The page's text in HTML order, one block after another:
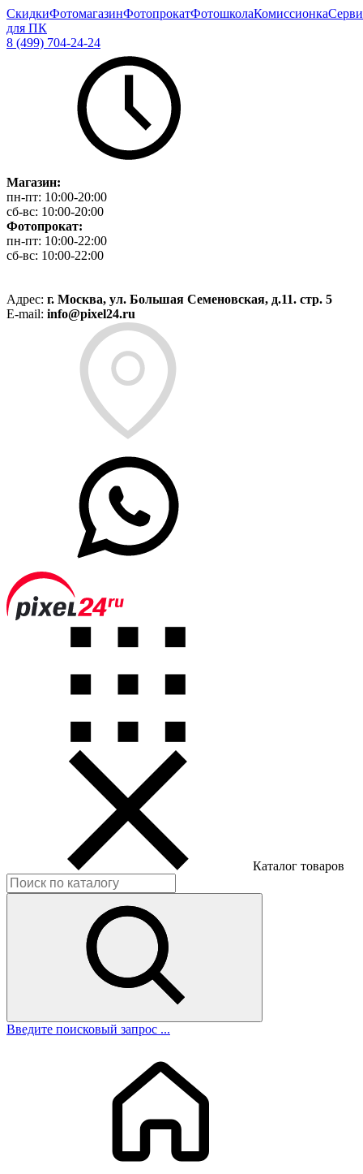
СкидкиФотомагазинФотопрокатФотошколаКомиссионка
для ПК
8 (499) 704-24-24
Магазин:
пн-пт: 10:00-20:00
сб-вс: 10:00-20:00
Фотопрокат:
пн-пт: 10:00-22:00
сб-вс: 10:00-22:00
Адрес: г. Москва, ул. Большая Семеновская, д.11. стр. 5
E-mail: info@pixel24.ru
Каталог товаров
Введите поисковый запрос ...